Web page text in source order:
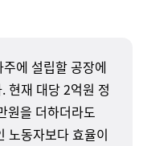
에 설립할 공장에
현재 대당 2억원 정
원을 더하더라도
노동자보다 효율이